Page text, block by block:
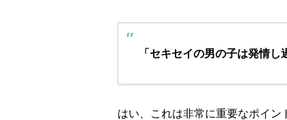
「セキセイの男の子は発情
はい、これは非常に重要なポイン